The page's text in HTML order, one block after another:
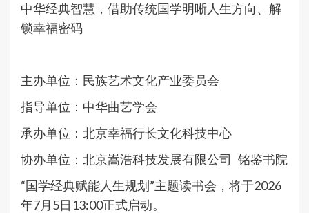
中华经典智慧，借助传统国学明晰人生方向、解
锁幸福密码
主办单位：民族艺术文化产业委员会
指导单位：中华曲艺学会
承办单位：北京幸福行长文化科技中心
协办单位：北京嵩浩科技发展有限公司 铭鉴书院
“国学经典赋能人生规划”主题读书会，将于2026
年7月5日13:00正式启动。